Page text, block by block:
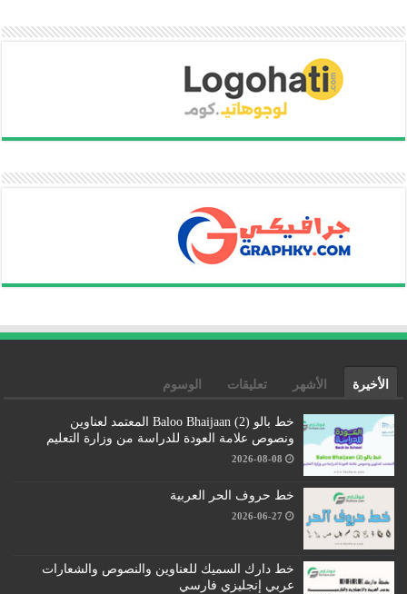
الأخيرة الأشهر تعليقات الوسوم
خط بالو (2) Baloo Bhaijaan المعتمد لعناوين
ونصوص علامة العودة للدراسة من وزارة التعليم
2026-08-08
خط حروف الحر العربية
2026-06-27
خط دارك السميك للعناوين والنصوص والشعارات
عربي إنجليزي فارسي